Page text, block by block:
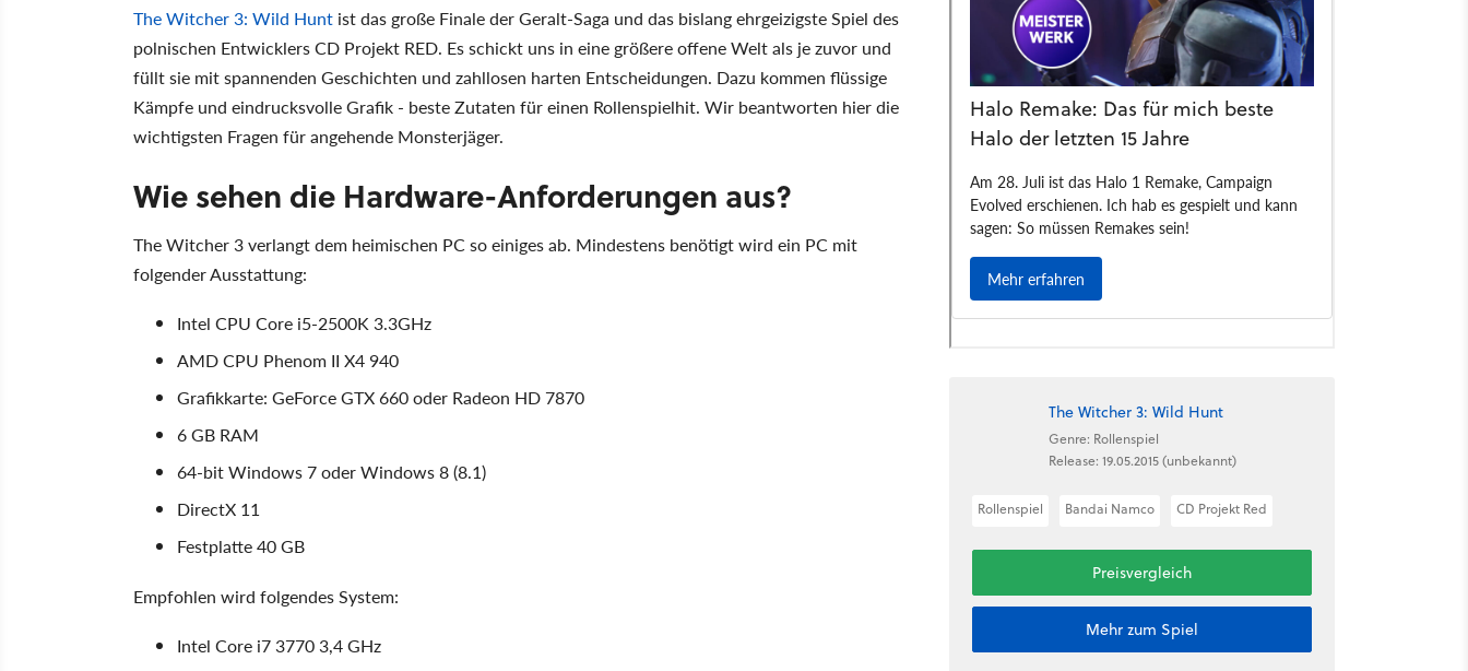
The Witcher 3: Wild Hunt ist das große Finale der Geralt-Saga und das bislang ehrgeizigste Spiel des
polnischen Entwicklers CD Projekt RED. Es schickt uns in eine größere offene Welt als je zuvor und
füllt sie mit spannenden Geschichten und zahllosen harten Entscheidungen. Dazu kommen flüssige
Kämpfe und eindrucksvolle Grafik - beste Zutaten für einen Rollenspielhit. Wir beantworten hier die
wichtigsten Fragen für angehende Monsterjäger.
Wie sehen die Hardware-Anforderungen aus?
The Witcher 3 verlangt dem heimischen PC so einiges ab. Mindestens benötigt wird ein PC mit
folgender Ausstattung:
Intel CPU Core i5-2500K 3.3GHz
AMD CPU Phenom II X4 940
Grafikkarte: GeForce GTX 660 oder Radeon HD 7870
6 GB RAM
64-bit Windows 7 oder Windows 8 (8.1)
DirectX 11
Festplatte 40 GB
Empfohlen wird folgendes System:
Intel Core i7 3770 3,4 GHz
The Witcher 3: Wild Hunt
Genre: Rollenspiel
Release: 19.05.2015 (unbekannt)
Rollenspiel Bandai Namco CD Projekt Red
Preisvergleich
Mehr zum Spiel